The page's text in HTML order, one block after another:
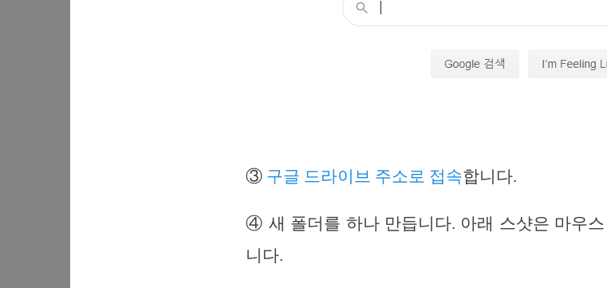
③ 구글 드라이브 주소로 접속합니다.
④ 새 폴더를 하나 만듭니다. 아래 스샷은 마우
니다.